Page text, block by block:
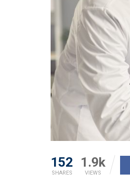
152
SHARES
1.9k
VIEWS